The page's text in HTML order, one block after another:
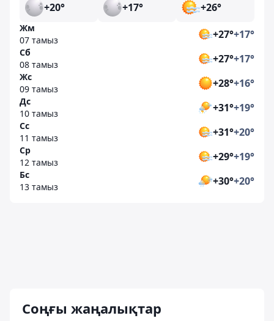
+20° +17° +26°
Жм
07 тамыз
+27°+17°
Сб
08 тамыз
+27°+17°
Жс
09 тамыз
+28°+16°
Дс
10 тамыз
+31°+19°
Сс
11 тамыз
+31°+20°
Ср
12 тамыз
+29°+19°
Бс
13 тамыз
+30°+20°
Соңғы жаңалықтар